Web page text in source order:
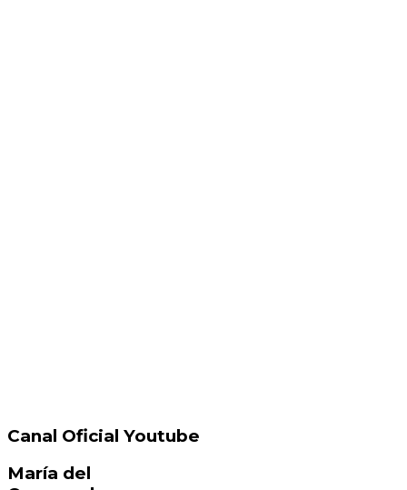
Canal Oficial Youtube
María del